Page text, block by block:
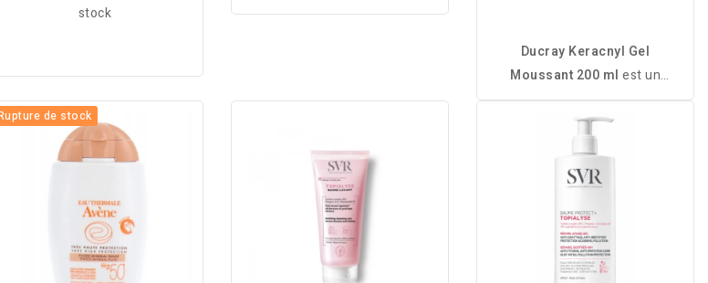
stock
Ducray Keracnyl Gel
Moussant 200 ml est un
nettoyant sans savon enrichi
en Myrtacine. Il nettoie en
profondeur et aide à lutter
Convient au visage et au corps
des peaux à tendance
acnéique.
de stock